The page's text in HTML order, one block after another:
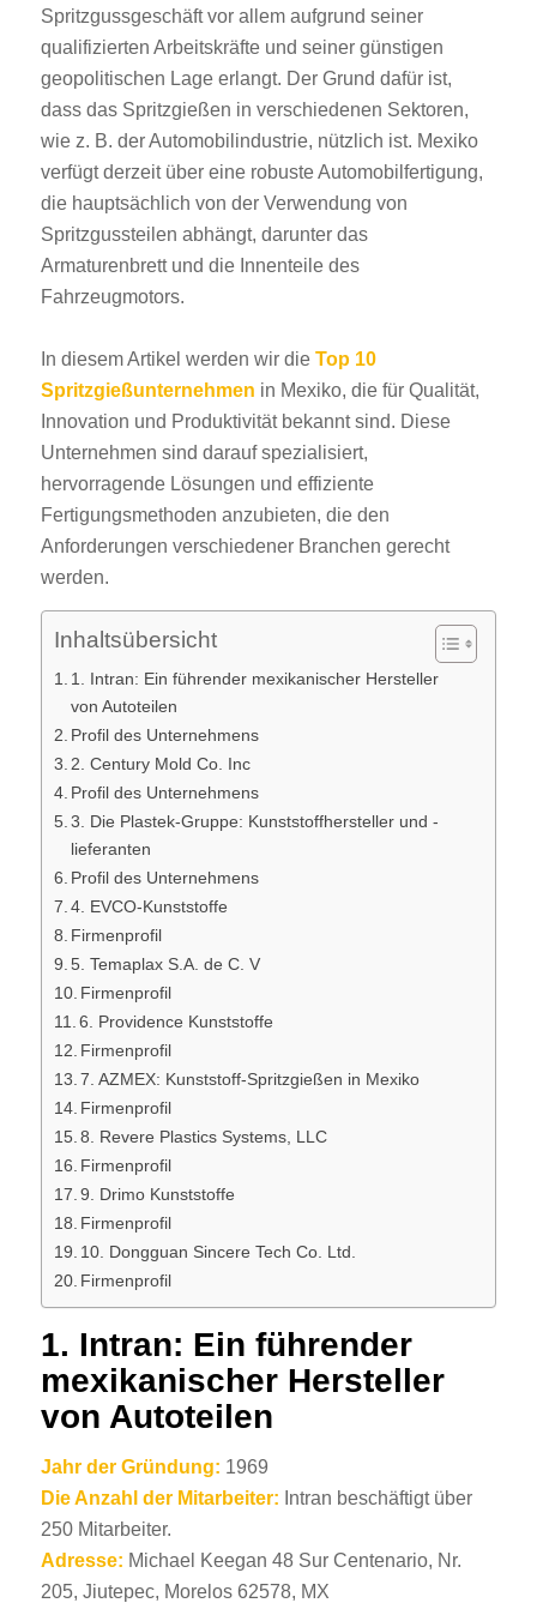
Spritzgussgeschäft vor allem aufgrund seiner
qualifizierten Arbeitskräfte und seiner günstigen
geopolitischen Lage erlangt. Der Grund dafür ist,
dass das Spritzgießen in verschiedenen Sektoren,
wie z. B. der Automobilindustrie, nützlich ist. Mexiko
verfügt derzeit über eine robuste Automobilfertigung,
die hauptsächlich von der Verwendung von
Spritzgussteilen abhängt, darunter das
Armaturenbrett und die Innenteile des
Fahrzeugmotors.
In diesem Artikel werden wir dieTop 10
Spritzgießunternehmen in Mexiko, die für Qualität,
Innovation und Produktivität bekannt sind. Diese
Unternehmen sind darauf spezialisiert,
hervorragende Lösungen und effiziente
Fertigungsmethoden anzubieten, die den
Anforderungen verschiedener Branchen gerecht
werden.
Inhaltsübersicht
1. Intran: Ein führender mexikanischer Hersteller
von Autoteilen
Profil des Unternehmens
2. Century Mold Co. Inc
Profil des Unternehmens
3. Die Plastek-Gruppe: Kunststoffhersteller und -
lieferanten
Profil des Unternehmens
4. EVCO-Kunststoffe
Firmenprofil
5. Temaplax S.A. de C. V
Firmenprofil
6. Providence Kunststoffe
Firmenprofil
7. AZMEX: Kunststoff-Spritzgießen in Mexiko
Firmenprofil
8. Revere Plastics Systems, LLC
Firmenprofil
9. Drimo Kunststoffe
Firmenprofil
10. Dongguan Sincere Tech Co. Ltd.
Firmenprofil
1. Intran: Ein führender
mexikanischer Hersteller
von Autoteilen
Jahr der Gründung: 1969
Die Anzahl der Mitarbeiter: Intran beschäftigt über
250 Mitarbeiter.
Adresse: Michael Keegan 48 Sur Centenario, Nr.
205, Jiutepec, Morelos 62578, MX